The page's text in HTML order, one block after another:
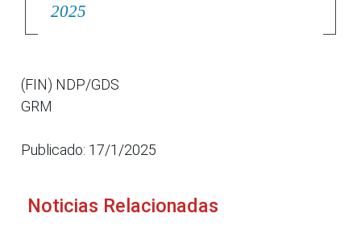
2025
(FIN) NDP/GDS
GRM
Publicado: 17/1/2025
Noticias Relacionadas